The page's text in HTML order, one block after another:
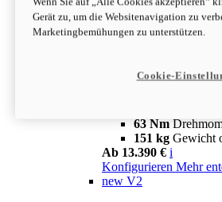
63 Nm
151 kgGewicht
Ab 13.890 € i
63 Nm
151 kg Gewicht
Ab 13.390 € i
Konfigurieren Mehr
new V2
Gerät zu, um die Websitenavigation zu
Marketingbemühungen zu unterstützen.
Cookie-